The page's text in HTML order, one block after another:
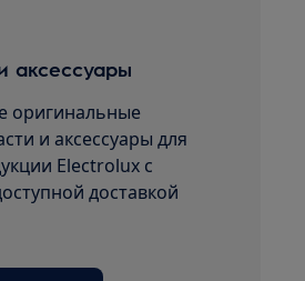
аксессуары
оригинальные
и аксессуары для
Electrolux с
доставкой